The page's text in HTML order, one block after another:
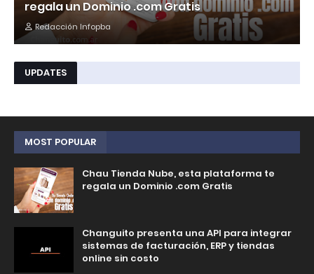
regala un Dominio .com Gratis
Redacción Infopba
UPDATES
MOST POPULAR
Chau Tienda Nube, esta plataforma te
regala un Dominio .com Gratis
Changuito presenta una API para integrar
sistemas de facturación, ERP y tiendas
online sin costo